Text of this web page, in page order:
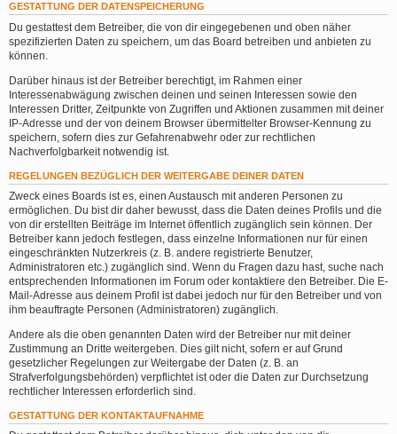
GESTATTUNG DER DATENSPEICHERUNG
Du gestattest dem Betreiber, die von dir eingegebenen und oben näher
spezifizierten Daten zu speichern, um das Board betreiben und anbieten zu
können.
Darüber hinaus ist der Betreiber berechtigt, im Rahmen einer
Interessenabwägung zwischen deinen und seinen Interessen sowie den
Interessen Dritter, Zeitpunkte von Zugriffen und Aktionen zusammen mit deiner
IP-Adresse und der von deinem Browser übermittelter Browser-Kennung zu
speichern, sofern dies zur Gefahrenabwehr oder zur rechtlichen
Nachverfolgbarkeit notwendig ist.
REGELUNGEN BEZÜGLICH DER WEITERGABE DEINER DATEN
Zweck eines Boards ist es, einen Austausch mit anderen Personen zu
ermöglichen. Du bist dir daher bewusst, dass die Daten deines Profils und die
von dir erstellten Beiträge im Internet öffentlich zugänglich sein können. Der
Betreiber kann jedoch festlegen, dass einzelne Informationen nur für einen
eingeschränkten Nutzerkreis (z. B. andere registrierte Benutzer,
Administratoren etc.) zugänglich sind. Wenn du Fragen dazu hast, suche nach
entsprechenden Informationen im Forum oder kontaktiere den Betreiber. Die E-
Mail-Adresse aus deinem Profil ist dabei jedoch nur für den Betreiber und von
ihm beauftragte Personen (Administratoren) zugänglich.
Andere als die oben genannten Daten wird der Betreiber nur mit deiner
Zustimmung an Dritte weitergeben. Dies gilt nicht, sofern er auf Grund
gesetzlicher Regelungen zur Weitergabe der Daten (z. B. an
Strafverfolgungsbehörden) verpflichtet ist oder die Daten zur Durchsetzung
rechtlicher Interessen erforderlich sind.
GESTATTUNG DER KONTAKTAUFNAHME